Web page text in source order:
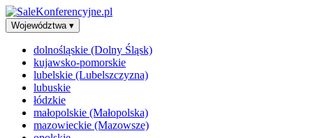
Województwa ▾
dolnośląskie (Dolny Śląsk)
kujawsko-pomorskie
lubelskie (Lubelszczyzna)
lubuskie
łódzkie
małopolskie (Małopolska)
mazowieckie (Mazowsze)